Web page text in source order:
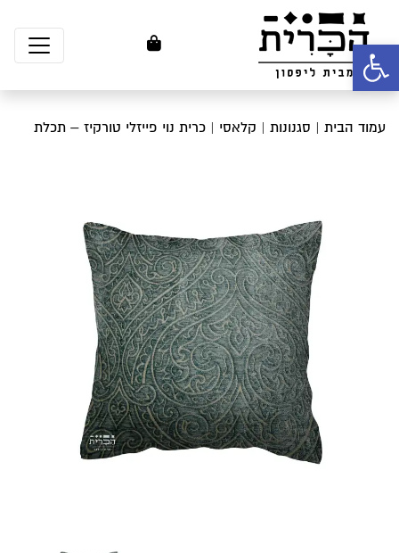
פתח סרגל נגישות
עמוד הבית | סגנונות | קלאסי | כרית נוי פייזלי טורקיז – תכלת